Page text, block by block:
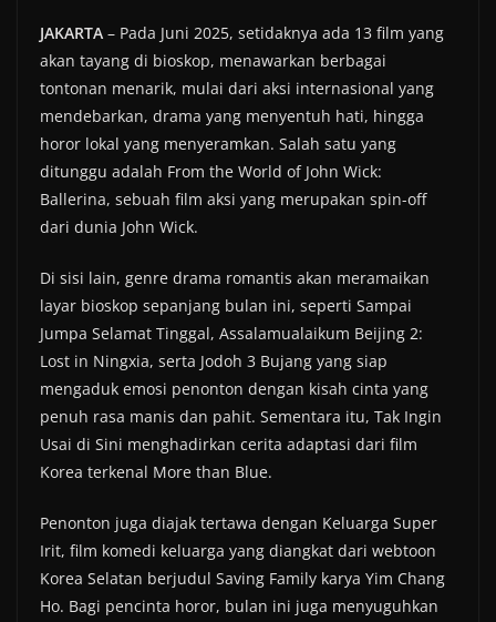
JAKARTA – Pada Juni 2025, setidaknya ada 13 film yang
akan tayang di bioskop, menawarkan berbagai
tontonan menarik, mulai dari aksi internasional yang
mendebarkan, drama yang menyentuh hati, hingga
horor lokal yang menyeramkan. Salah satu yang
ditunggu adalah From the World of John Wick:
Ballerina, sebuah film aksi yang merupakan spin-off
dari dunia John Wick.
Di sisi lain, genre drama romantis akan meramaikan
layar bioskop sepanjang bulan ini, seperti Sampai
Jumpa Selamat Tinggal, Assalamualaikum Beijing 2:
Lost in Ningxia, serta Jodoh 3 Bujang yang siap
mengaduk emosi penonton dengan kisah cinta yang
penuh rasa manis dan pahit. Sementara itu, Tak Ingin
Usai di Sini menghadirkan cerita adaptasi dari film
Korea terkenal More than Blue.
Penonton juga diajak tertawa dengan Keluarga Super
Irit, film komedi keluarga yang diangkat dari webtoon
Korea Selatan berjudul Saving Family karya Yim Chang
Ho. Bagi pencinta horor, bulan ini juga menyuguhkan